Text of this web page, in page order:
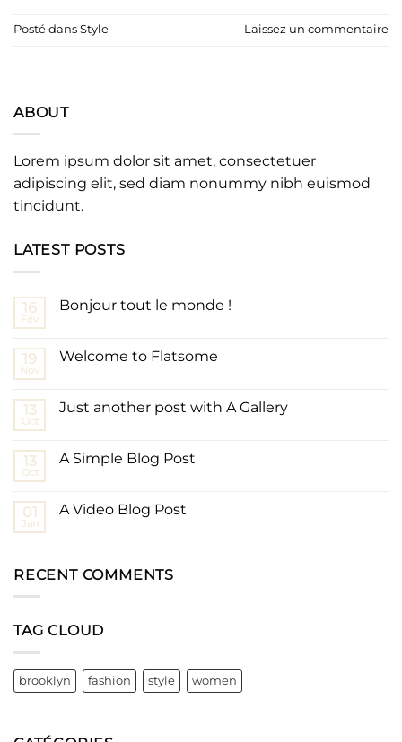
Posté dans Style Laissez un commentaire
ABOUT
Lorem ipsum dolor sit amet, consectetuer
adipiscing elit, sed diam nonummy nibh euismod
tincidunt.
LATEST POSTS
16
Fév
Bonjour tout le monde !
19
Nov
Welcome to Flatsome
13
Oct
Just another post with A Gallery
13
Oct
A Simple Blog Post
01
Jan
A Video Blog Post
RECENT COMMENTS
TAG CLOUD
brooklyn fashion style women